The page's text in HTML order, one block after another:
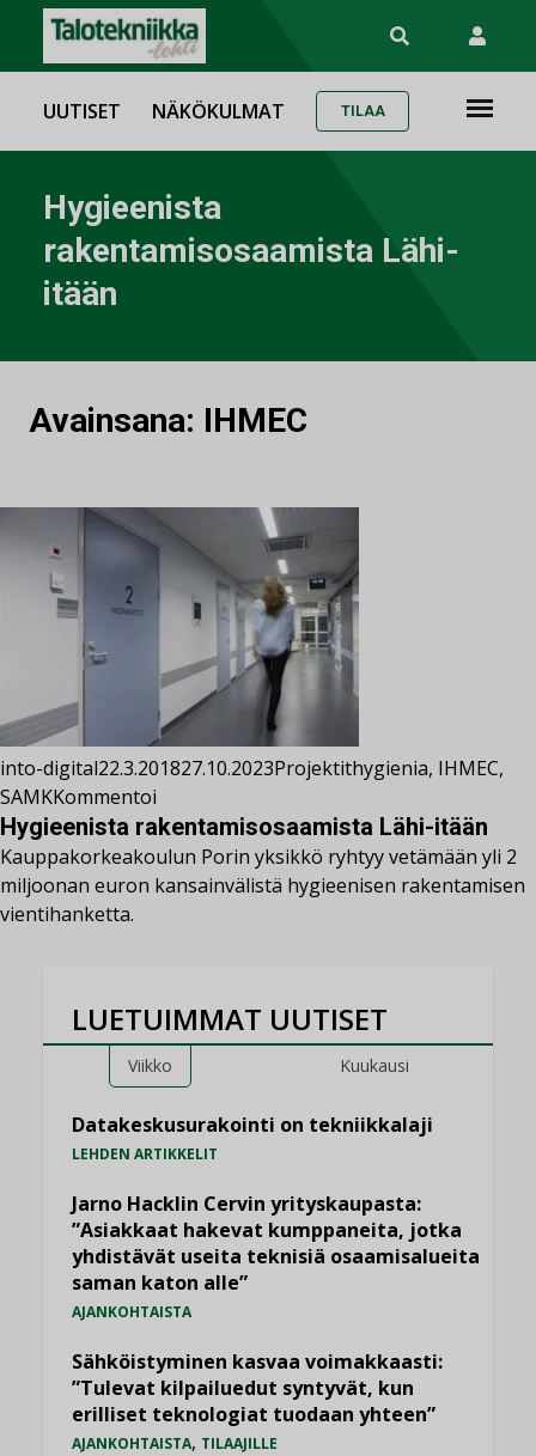
UUTISET NÄKÖKULMAT TILAA
Hygieenista
rakentamisosaamista Lähi-
itään
Avainsana: IHMEC
into-digital22.3.201827.10.2023Projektithygienia, IHMEC,
SAMKKommentoi
Hygieenista rakentamisosaamista Lähi-itään
Kauppakorkeakoulun Porin yksikkö ryhtyy vetämään yli 2
miljoonan euron kansainvälistä hygieenisen rakentamisen
vientihanketta.
LUETUIMMAT UUTISET
Viikko Kuukausi
Datakeskusurakointi on tekniikkalaji
LEHDEN ARTIKKELIT
Jarno Hacklin Cervin yrityskaupasta:
”Asiakkaat hakevat kumppaneita, jotka
yhdistävät useita teknisiä osaamisalueita
saman katon alle”
AJANKOHTAISTA
Sähköistyminen kasvaa voimakkaasti:
”Tulevat kilpailuedut syntyvät, kun
erilliset teknologiat tuodaan yhteen”
AJANKOHTAISTA, TILAAJILLE